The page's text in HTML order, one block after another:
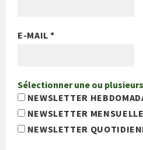
E-MAIL*
Sélectionner une ou
NEWSLETTER
NEWSLETTER MENSUELLE
NEWSLETTER